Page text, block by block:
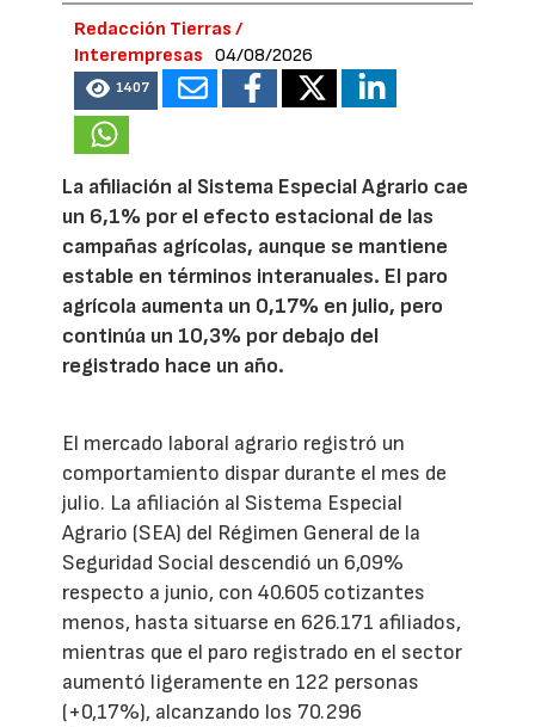
Redacción Tierras /
Interempresas
04/08/2026
1407
La afiliación al Sistema Especial Agrario cae
un 6,1% por el efecto estacional de las
campañas agrícolas, aunque se mantiene
estable en términos interanuales. El paro
agrícola aumenta un 0,17% en julio, pero
continúa un 10,3% por debajo del
registrado hace un año.
El mercado laboral agrario registró un
comportamiento dispar durante el mes de
julio. La afiliación al Sistema Especial
Agrario (SEA) del Régimen General de la
Seguridad Social descendió un 6,09%
respecto a junio, con 40.605 cotizantes
menos, hasta situarse en 626.171 afiliados,
mientras que el paro registrado en el sector
aumentó ligeramente en 122 personas
(+0,17%), alcanzando los 70.296